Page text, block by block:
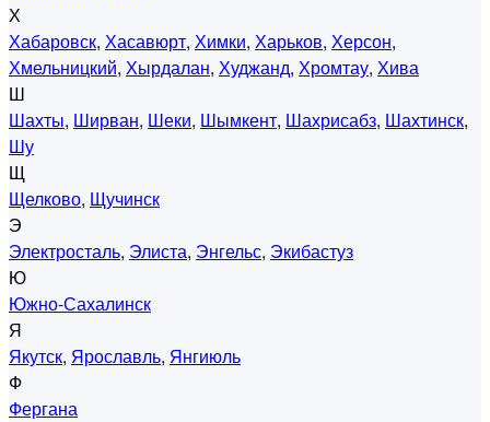
Х
Хабаровск, Хасавюрт, Химки, Харьков, Херсон,
Хмельницкий, Хырдалан, Худжанд, Хромтау, Хива
Ш
Шахты, Ширван, Шеки, Шымкент, Шахрисабз, Шахтинск,
Шу
Щ
Щелково, Щучинск
Э
Электросталь, Элиста, Энгельс, Экибастуз
Ю
Южно-Сахалинск
Я
Якутск, Ярославль, Янгиюль
Ф
Фергана